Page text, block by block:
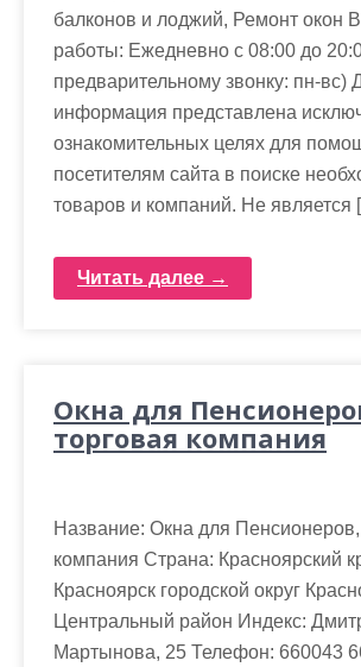
балконов и лоджий, Ремонт окон
работы: Ежедневно с 08:00 до
предварительному звонку: пн-вс)
информация представлена
ознакомительных целях для
посетителям сайта в поиске
товаров и компаний. Не является
Читать далее →
Окна для
торговая компания
Название: Окна для Пенсионеров,
компания Страна: Красноярский
Красноярск городской округ
Центральный район Индекс:
Мартынова, 25 Телефон: 660043